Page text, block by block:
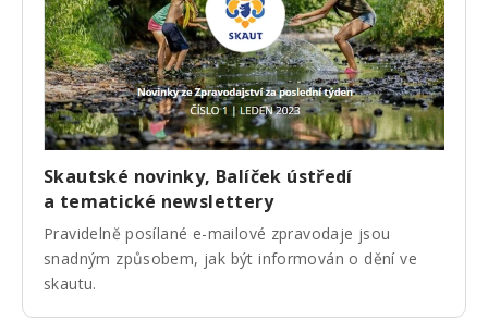
Skautské novinky, Balíček ústředí
a tematické newslettery
Pravidelně posílané e-mailové zpravodaje jsou
snadným způsobem, jak být informován o dění ve
skautu.